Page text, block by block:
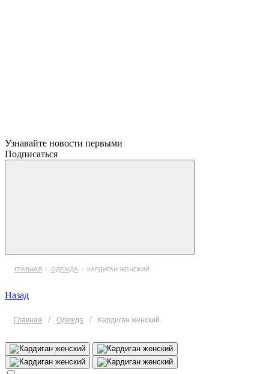
Узнавайте новости первыми
Подписаться
ГЛАВНАЯ / ОДЕЖДА / КАРДИГАН ЖЕНСКИЙ
Назад
Главная / Одежда / Кардиган женский